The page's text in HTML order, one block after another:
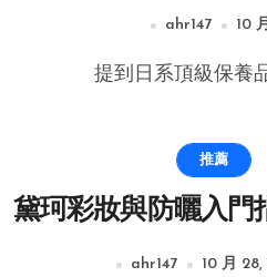
ahr147 10
提到日系頂級保養
推薦
黛珂彩妝與防曬入門
ahr147 10 月 28,